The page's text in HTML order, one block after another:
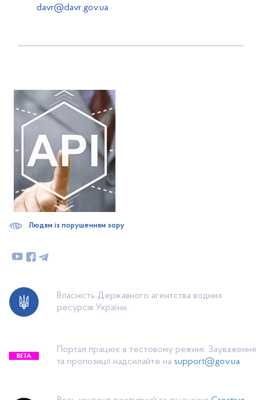
davr@davr.gov.ua
Власність Державного агентства водних
ресурсів України.
Портал працює в тестовому режимі. Зауваження
та пропозиції надсилайте на support@gov.ua
Людям із порушенням зору